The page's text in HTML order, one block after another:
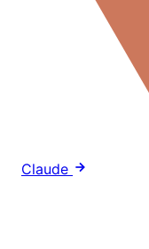
Claude